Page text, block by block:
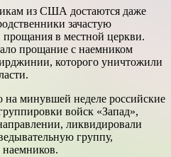
из США достаются даже
зачастую
в местной церкви.
прощание с наемником
которого уничтожили
на минувшей неделе российские
войск «Запад»,
ликвидировали
группу,